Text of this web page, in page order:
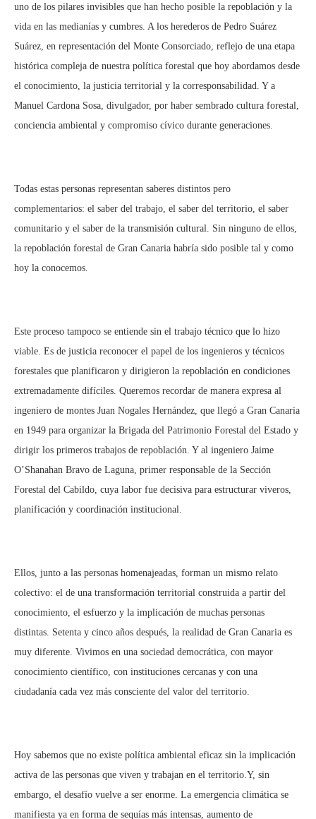
uno de los pilares invisibles que han hecho posible la repoblación y la
vida en las medianías y cumbres. A los herederos de Pedro Suárez
Suárez, en representación del Monte Consorciado, reflejo de una etapa
histórica compleja de nuestra política forestal que hoy abordamos desde
el conocimiento, la justicia territorial y la corresponsabilidad. Y a
Manuel Cardona Sosa, divulgador, por haber sembrado cultura forestal,
conciencia ambiental y compromiso cívico durante generaciones.
Todas estas personas representan saberes distintos pero
complementarios: el saber del trabajo, el saber del territorio, el saber
comunitario y el saber de la transmisión cultural. Sin ninguno de ellos,
la repoblación forestal de Gran Canaria habría sido posible tal y como
hoy la conocemos.
Este proceso tampoco se entiende sin el trabajo técnico que lo hizo
viable. Es de justicia reconocer el papel de los ingenieros y técnicos
forestales que planificaron y dirigieron la repoblación en condiciones
extremadamente difíciles. Queremos recordar de manera expresa al
ingeniero de montes Juan Nogales Hernández, que llegó a Gran Canaria
en 1949 para organizar la Brigada del Patrimonio Forestal del Estado y
dirigir los primeros trabajos de repoblación. Y al ingeniero Jaime
O’Shanahan Bravo de Laguna, primer responsable de la Sección
Forestal del Cabildo, cuya labor fue decisiva para estructurar viveros,
planificación y coordinación institucional.
Ellos, junto a las personas homenajeadas, forman un mismo relato
colectivo: el de una transformación territorial construida a partir del
conocimiento, el esfuerzo y la implicación de muchas personas
distintas. Setenta y cinco años después, la realidad de Gran Canaria es
muy diferente. Vivimos en una sociedad democrática, con mayor
conocimiento científico, con instituciones cercanas y con una
ciudadanía cada vez más consciente del valor del territorio.
Hoy sabemos que no existe política ambiental eficaz sin la implicación
activa de las personas que viven y trabajan en el territorio.Y, sin
embargo, el desafío vuelve a ser enorme. La emergencia climática se
manifiesta ya en forma de sequías más intensas, aumento de